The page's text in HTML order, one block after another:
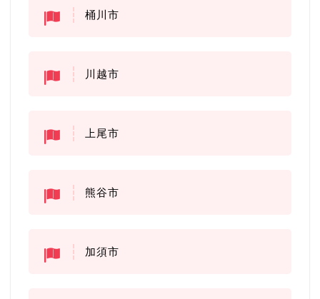
桶川市
川越市
上尾市
熊谷市
加須市